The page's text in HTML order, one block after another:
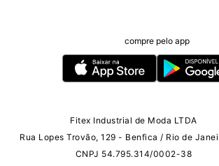
compre pelo app
Fitex Industrial de Moda LTDA
Rua Lopes Trovão, 129 - Benfica / Rio de
CNPJ 54.795.314/0002-38